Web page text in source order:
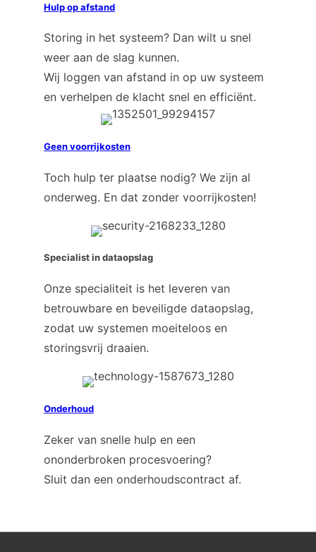
Hulp op afstand
Storing in het systeem? Dan wilt u snel
weer aan de slag kunnen.
Wij loggen van afstand in op uw systeem
en verhelpen de klacht snel en efficiënt.
Geen voorrijkosten
Toch hulp ter plaatse nodig? We zijn al
onderweg. En dat zonder voorrijkosten!
Specialist in dataopslag
Onze specialiteit is het leveren van
betrouwbare en beveiligde dataopslag,
zodat uw systemen moeiteloos en
storingsvrij draaien.
Onderhoud
Zeker van snelle hulp en een
ononderbroken procesvoering?
Sluit dan een onderhoudscontract af.